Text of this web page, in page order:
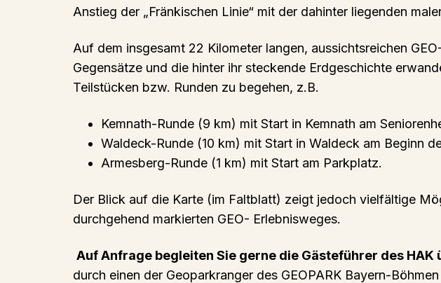
Anstieg der „Fränkischen Linie“ mit der dahinter liegenden
Auf dem insgesamt 22 Kilometer langen, aussichtsreichen
Gegensätze und die hinter ihr steckende Erdgeschichte
Teilstücken bzw. Runden zu begehen, z.B.
Kemnath-Runde (9 km) mit Start in Kemnath am
Waldeck-Runde (10 km) mit Start in Waldeck am Beginn
Armesberg-Runde (1 km) mit Start am Parkplatz.
Der Blick auf die Karte (im Faltblatt) zeigt jedoch vielfältige
durchgehend markierten GEO- Erlebnisweges.
Auf Anfrage begleiten Sie gerne die Gästeführer des HAK
durch einen der Geoparkranger des GEOPARK Bayern-